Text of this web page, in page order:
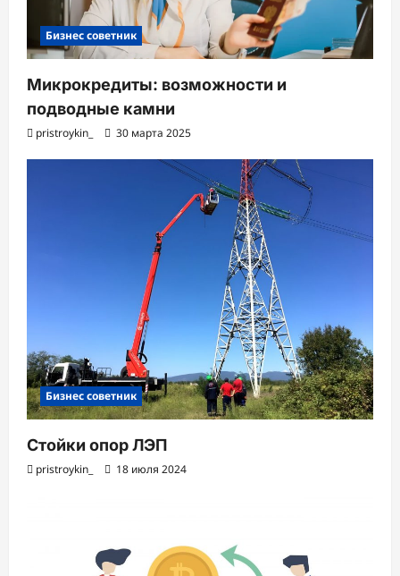
Бизнес советник
Микрокредиты: возможности и
подводные камни
pristroykin_ 30 марта 2025
Бизнес советник
Стойки опор ЛЭП
pristroykin_ 18 июля 2024